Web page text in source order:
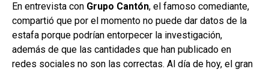
En entrevista con Grupo Cantón, el famoso comediante,
compartió que por el momento no puede dar datos de la
estafa porque podrían entorpecer la investigación,
además de que las cantidades que han publicado en
redes sociales no son las correctas. Al día de hoy, el gran